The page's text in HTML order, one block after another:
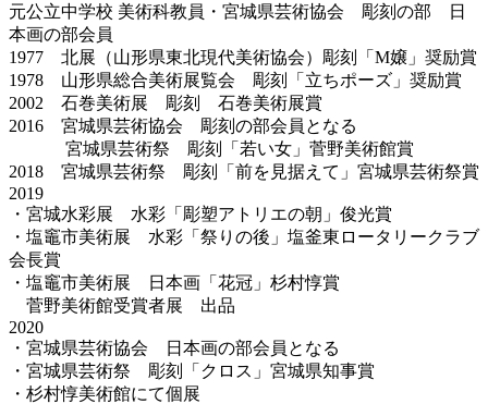
元公立中学校 美術科教員・宮城県芸術協会 彫刻の部 日
本画の部会員
1977 北展（山形県東北現代美術協会）彫刻「M嬢」奨励賞
1978 山形県総合美術展覧会 彫刻「立ちポーズ」奨励賞
2002 石巻美術展 彫刻 石巻美術展賞
2016 宮城県芸術協会 彫刻の部会員となる
宮城県芸術祭 彫刻「若い女」菅野美術館賞
2018 宮城県芸術祭 彫刻「前を見据えて」宮城県芸術祭賞
2019
・宮城水彩展 水彩「彫塑アトリエの朝」俊光賞
・塩竈市美術展 水彩「祭りの後」塩釜東ロータリークラブ
会長賞
・塩竈市美術展 日本画「花冠」杉村惇賞
菅野美術館受賞者展 出品
2020
・宮城県芸術協会 日本画の部会員となる
・宮城県芸術祭 彫刻「クロス」宮城県知事賞
・杉村惇美術館にて個展